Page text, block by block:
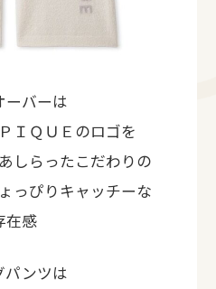
ーバーは
ＩＱＵＥのロゴを
しらったこだわりの
っぴりキャッチーな
在感
パンツは